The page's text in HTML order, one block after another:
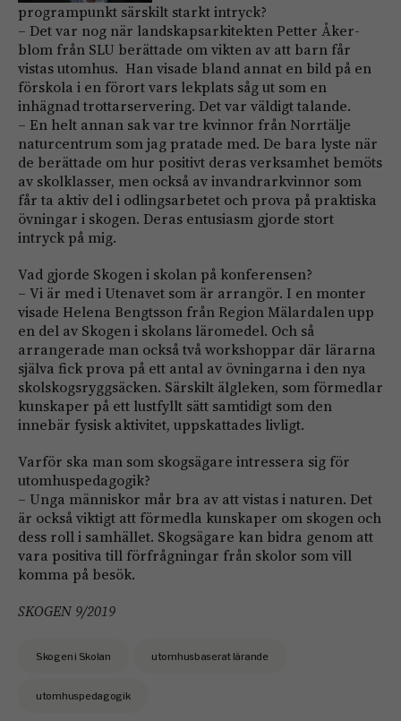
programpunkt särskilt starkt intryck?
– Det var nog när landskapsarkitekten Petter Åker­
blom från SLU berättade om vikten av att barn får
vistas utomhus. Han visade bland annat en bild på en
förskola i en förort vars lekplats såg ut som en
inhägnad trottarservering. Det var väldigt talande.
– En helt annan sak var tre kvinnor från Norrtälje
naturcentrum som jag pratade med. De bara lyste när
de berättade om hur positivt deras verksamhet bemöts
av skolklasser, men också av invandrarkvinnor som
får ta aktiv del i odlingsarbetet och prova på praktiska
övningar i skogen. Deras entusiasm gjorde stort
intryck på mig.
Vad gjorde Skogen i skolan på konferensen?
– Vi är med i Utenavet som är arrangör. I en monter
visade Helena Bengtsson från Region Mälardalen upp
en del av Skogen i skolans läromedel. Och så
arrangerade man också två workshoppar där lärarna
själva fick prova på ett antal av övningarna i den nya
skolskogsryggsäcken. Särskilt älgleken, som förmedlar
kunskaper på ett lustfyllt sätt samtidigt som den
innebär fysisk aktivitet, uppskattades livligt.
Varför ska man som skogsägare intressera sig för
utomhuspedagogik?
– Unga människor mår bra av att vistas i naturen. Det
är också viktigt att förmedla kunskaper om skogen och
dess roll i samhället. Skogsägare kan bidra genom att
vara positiva till förfrågningar från skolor som vill
komma på besök.
SKOGEN 9/2019
Skogen i Skolan utomhusbaserat lärande
utomhuspedagogik